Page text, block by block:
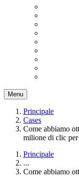
Menu
Principale
Cases
Come abbiamo
milione di clic
Principale
...
Come abbiamo